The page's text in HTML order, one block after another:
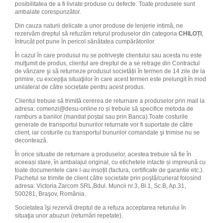
posibilitatea de a fi livrate produse cu defecte. Toate produsele sunt
ambalate corespunzător.
Din cauza naturii delicate a unor produse de lenjerie intimă, ne
rezervăm dreptul să refuzăm returul produselor din categoria CHILOȚI ,
întrucât pot pune în pericol sănătatea cumpărătorilor.
În cazul în care produsul nu se potriveşte clientului sau acesta nu este
mulţumit de produs, clientul are dreptul de a se retrage din Contractul
de vânzare şi să returneze produsul societății în termen de 14 zile de la
primire, cu excepţia situaţiilor în care acest termen este prelungit în mod
unilateral de către societate pentru acest produs.
Clientul trebuie să trimită cererea de returnare a produselor prin mail la
adresa: comenzi@desu-online.ro și trebuie să specifice metoda de
ramburs a banilor (mandat poștal sau prin Banca).Toate costurile
generate de transportul bunurilor returnate vor fi suportate de către
client, iar costurile cu transportul bunurilor comandate şi trimise nu se
decontează.
În orice situatie de returnare a produselor, acestea trebuie să fie în
aceeași stare, în ambalajul original, cu etichetele intacte și impreună cu
toate documentele care l-au insoțit (factura, certificate de garantie etc.).
Pachetul se trimite de client către societate prin poştă/curierat folosind
adresa: Victoria Zarcom SRL,Bdul. Muncii nr.3, Bl.1, Sc.B, Ap.31,
500281, Braşov, România.
Societatea îşi rezervă dreptul de a refuza acceptarea returului în
situaţia unor abuzuri (returnări repetate).